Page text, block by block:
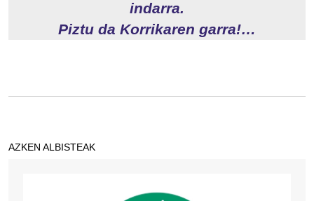
indarra.
Piztu da Korrikaren garra!…
AZKEN ALBISTEAK